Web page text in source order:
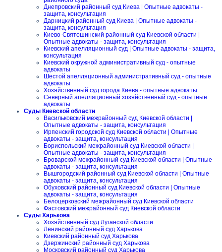
Днепровский районный суд Киева | Опытные адвокаты -
защита, консультация
Дарницкий районный суд Киева | Опытные адвокаты -
защита, консультация
Киево-Святошинский районный суд Киевской области |
Опытные адвокаты - защита, консультация
Киевский апелляционный суд | Опытные адвокаты - защита,
консультация
Киевский окружной административный суд - опытные
адвокаты
Шестой апелляционный административный суд - опытные
адвокаты
Хозяйственный суд города Киева - опытные адвокаты
Северный апелляционный хозяйственный суд - опытные
адвокаты
Суды Киевской области
Васильковский межрайонный суд Киевской области |
Опытные адвокаты - защита, консультация
Ирпенский городской суд Киевской области | Опытные
адвокаты - защита, консультация
Бориспольский межрайонный суд Киевской области |
Опытные адвокаты - защита, консультация
Броварской межрайонный суд Киевской области | Опытные
адвокаты - защита, консультация
Вышгородский районный суд Киевской области | Опытные
адвокаты - защита, консультация
Обуховский районный суд Киевской области | Опытные
адвокаты - защита, консультация
Белоцерковский межрайонный суд Киевской области
Фастовский межрайонный суд Киевской области
Суды Харькова
Хозяйственный суд Луганской области
Ленинский районный суд Харькова
Киевский районный суд Харькова
Дзержинский районный суд Харькова
Московский районный суд Харькова